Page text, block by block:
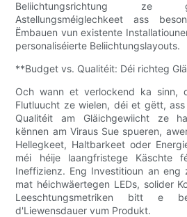
Beliichtungsrichtung ze
Astellungsméiglechkeet ass
Ëmbauen vun existente
personaliséierte Beliichtungslayouts.
**Budget vs. Qualitéit: Déi richteg
Och wann et verlockend ka sinn,
Flutluucht ze wielen, déi et gëtt,
Qualitéit am Gläichgewiicht ze
kënnen am Viraus Sue spueren,
Hellegkeet, Haltbarkeet oder
méi héije laangfristege Käschte
Ineffizienz. Eng Investitioun an eng
mat héichwäertegen LEDs, solider
Leeschtungsmetriken bitt e
d'Liewensdauer vum Produkt.